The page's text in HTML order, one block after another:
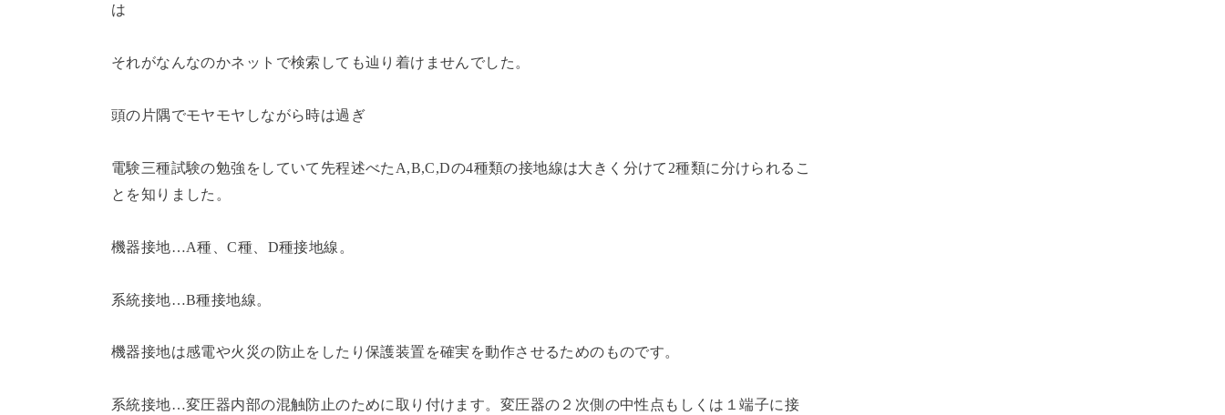
は
それがなんなのかネットで検索しても辿り着けませんでした。
頭の片隅でモヤモヤしながら時は過ぎ
電験三種試験の勉強をしていて先程述べたA,B,C,Dの4種類の接地線は大きく分けて2種類に分けられるこ
とを知りました。
機器接地…A種、C種、D種接地線。
系統接地…B種接地線。
機器接地は感電や火災の防止をしたり保護装置を確実を動作させるためのものです。
系統接地…変圧器内部の混触防止のために取り付けます。変圧器の２次側の中性点もしくは１端子に接